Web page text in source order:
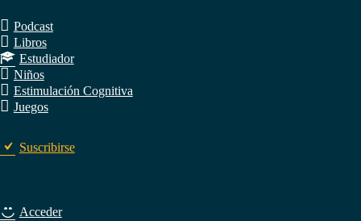
Podcast
Libros
Estudiador
Niños
Estimulación Cognitiva
Juegos
Suscribirse
Acceder